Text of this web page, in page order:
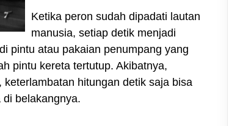
Ketika peron sudah dipadati lautan
manusia, setiap detik menjadi
pintu atau pakaian penumpang yang
pintu kereta tertutup. Akibatnya,
hitungan detik saja bisa
belakangnya.